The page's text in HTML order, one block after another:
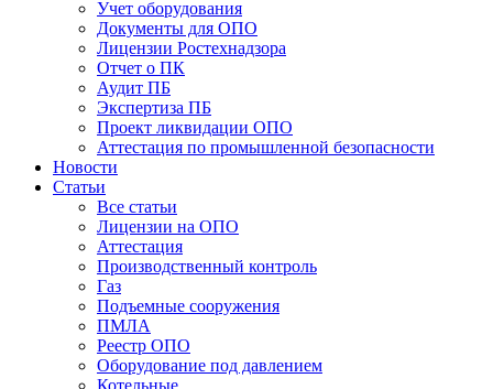
Учет оборудования
Документы для ОПО
Лицензии Ростехнадзора
Отчет о ПК
Аудит ПБ
Экспертиза ПБ
Проект ликвидации ОПО
Аттестация по промышленной безопасности
Новости
Статьи
Все статьи
Лицензии на ОПО
Аттестация
Производственный контроль
Газ
Подъемные сооружения
ПМЛА
Реестр ОПО
Оборудование под давлением
Котельные